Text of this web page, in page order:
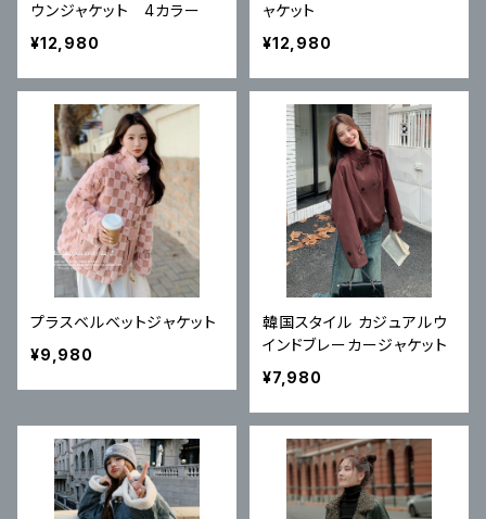
ウンジャケット 4カラー
¥12,980
ャケット
¥12,980
プラスベルベットジャケット
¥9,980
韓国スタイル カジュアルウ
インドブレーカージャケット
¥7,980